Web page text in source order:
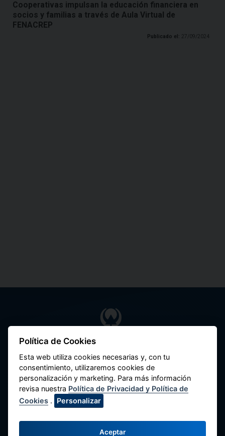
Cooperativas impulsan la educación financiera en
socios y familias a través de Aula Virtual de
FENACREP
Publicado el: 27/09/2024
Ahorro y Crédito del Perú
Av. Máximo Abril 542, Jesús María 15072,
Lima - Perú.
Contacte con Nosotros
(51-1) 424-6769
Política de Cookies
Esta web utiliza cookies necesarias y, con tu
consentimiento, utilizaremos cookies de
personalización y marketing. Para más información
revisa nuestra Política de Privacidad y Política de
Cookies . Personalizar
Aceptar